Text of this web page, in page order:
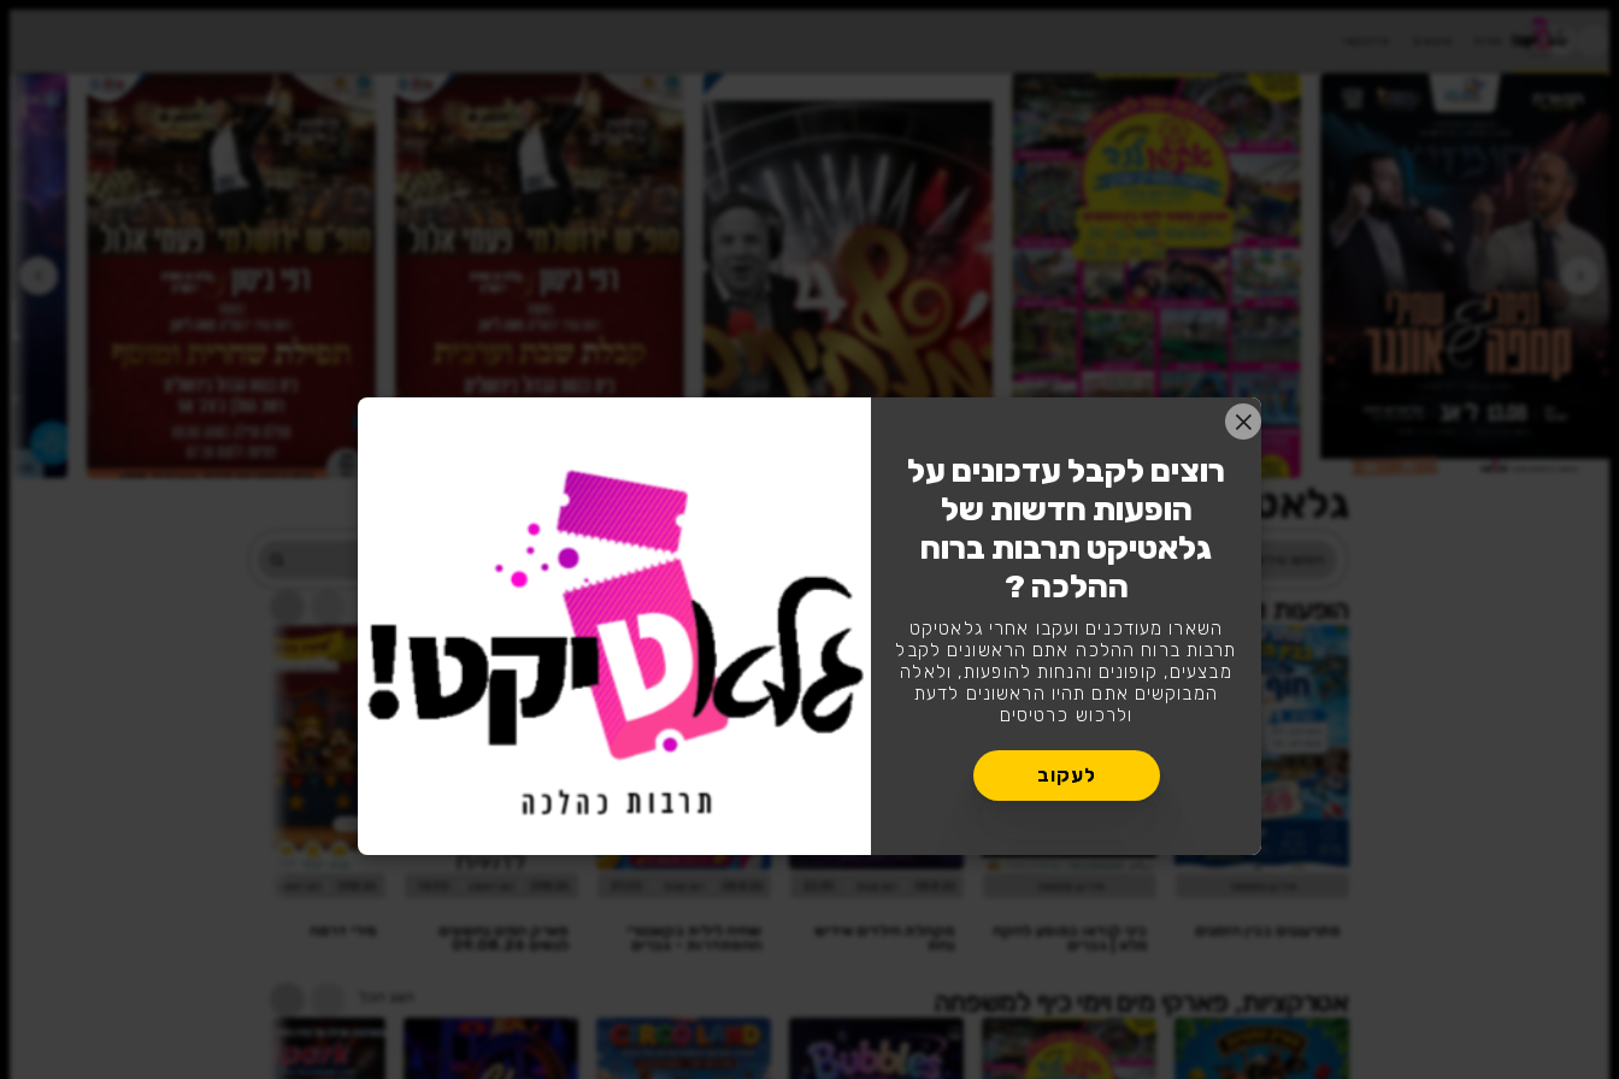
נגישות
רוצים לקבל עדכונים על
הופעות חדשות של
גלאטיקט תרבות ברוח
ההלכה ?
השארו מעודכנים ועקבו אחרי גלאטיקט
תרבות ברוח ההלכה אתם הראשונים לקבל
מבצעים, קופונים והנחות להופעות, ולאלה
המבוקשים אתם תהיו הראשונים לדעת
ולרכוש כרטיסים
לעקוב
תרבות ברוח ההלכה 3,118
עוקבים לעקוב
ואירועים בבין הזמנים עם גלאטיקט